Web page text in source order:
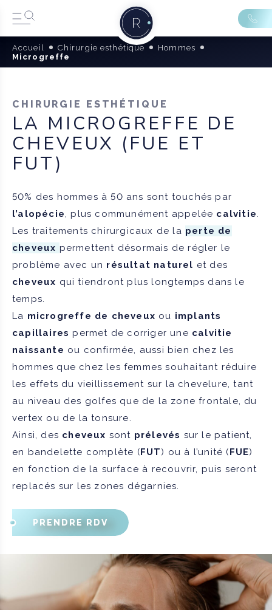
Accueil Chirurgie esthétique
Hommes
Microgreffe
CHIRURGIE ESTHÉTIQUE
LA MICROGREFFE DE
CHEVEUX (FUE ET
FUT)
50% des hommes à 50 ans sont touchés par
l’alopécie, plus communément appelée calvitie.
Les traitements chirurgicaux de la perte de
cheveux permettent désormais de régler le
problème avec un résultat naturel et des
cheveux qui tiendront plus longtemps dans le
temps.
La microgreffe de cheveux ou implants
capillaires permet de corriger une calvitie
naissante ou confirmée, aussi bien chez les
hommes que chez les femmes souhaitant réduire
les effets du vieillissement sur la chevelure, tant
au niveau des golfes que de la zone frontale, du
vertex ou de la tonsure.
Ainsi, des cheveux sont prélevés sur le patient,
en bandelette complète (FUT) ou à l’unité (FUE)
en fonction de la surface à recouvrir, puis seront
replacés sur les zones dégarnies.
PRENDRE RDV